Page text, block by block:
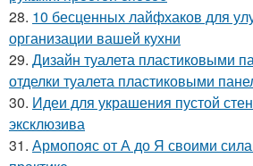
28. 10 бесценных лайфхаков для
организации вашей кухни
29. Дизайн туалета пластиковыми
отделки туалета пластиковыми
30. Идеи для украшения пустой
эксклюзива
31. Армопояс от А до Я своими